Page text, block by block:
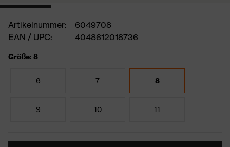
Artikelnummer:
6049708
EAN / UPC:
4048612018736
Größe: 8
6 7 8
9 10 11